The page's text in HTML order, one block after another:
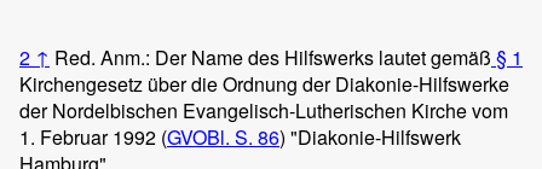
2 ↑ Red. Anm.: Der Name des Hilfswerks lautet gemäß § 1
Kirchengesetz über die Ordnung der Diakonie-Hilfswerke
der Nordelbischen Evangelisch-Lutherischen Kirche vom
1. Februar 1992 (GVOBl. S. 86) "Diakonie-Hilfswerk
Hamburg".